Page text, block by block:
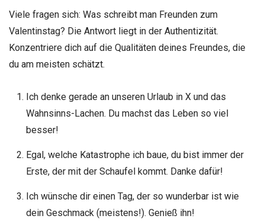
Viele fragen sich: Was schreibt man Freunden zum
Valentinstag? Die Antwort liegt in der Authentizität.
Konzentriere dich auf die Qualitäten deines Freundes, die
du am meisten schätzt.
Ich denke gerade an unseren Urlaub in X und das
Wahnsinns-Lachen. Du machst das Leben so viel
besser!
Egal, welche Katastrophe ich baue, du bist immer der
Erste, der mit der Schaufel kommt. Danke dafür!
Ich wünsche dir einen Tag, der so wunderbar ist wie
dein Geschmack (meistens!). Genieß ihn!